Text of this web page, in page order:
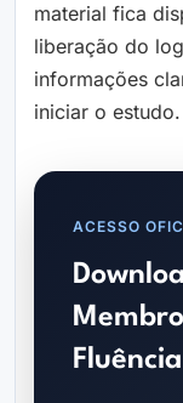
material fica
liberação do
informações
iniciar o estudo.
ACESSO
Fluência